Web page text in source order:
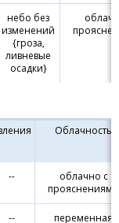
небо без
изменений
{гроза,
ливневые
осадки}
Облачность
--
облачно с
прояснениями
-- переменная